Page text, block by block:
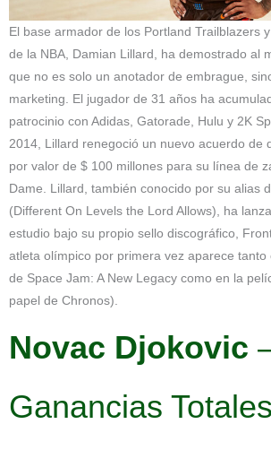
El base armador de los Portland Trailblazers
de la NBA, Damian Lillard, ha demostrado al
que no es solo un anotador de embrague,
marketing. El jugador de 31 años ha
patrocinio con Adidas, Gatorade, Hulu y 2K
2014, Lillard renegoció un nuevo acuerdo de
por valor de $ 100 millones para su línea de
Dame. Lillard, también conocido por su alias
(Different On Levels the Lord Allows), ha
estudio bajo su propio sello discográfico,
atleta olímpico por primera vez aparece
de Space Jam: A New Legacy como en la
papel de Chronos).
Novac Djokovic
Ganancias